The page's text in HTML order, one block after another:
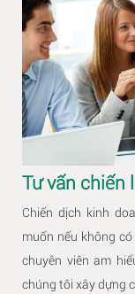
Tư vấn chiến
Chiến dịch kinh
muốn nếu không
chuyên viên am
chúng tôi xây dựng